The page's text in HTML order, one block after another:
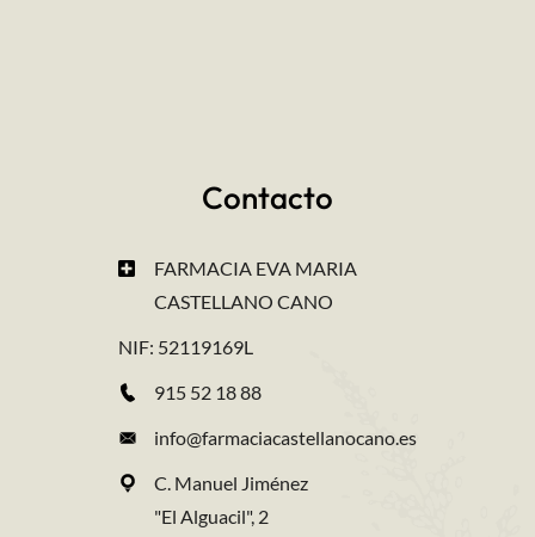
Contacto
FARMACIA EVA MARIA
CASTELLANO CANO
NIF: 52119169L
915 52 18 88
info@farmaciacastellanocano.es
C. Manuel Jiménez
"El Alguacil", 2